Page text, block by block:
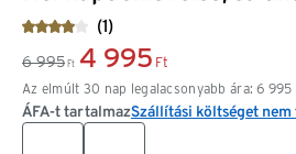
(1)
6 995 Ft 4 995 Ft
Az elmúlt 30 nap legalacsonyabb ára: 6 995
ÁFA-t tartalmazSzállítási költséget